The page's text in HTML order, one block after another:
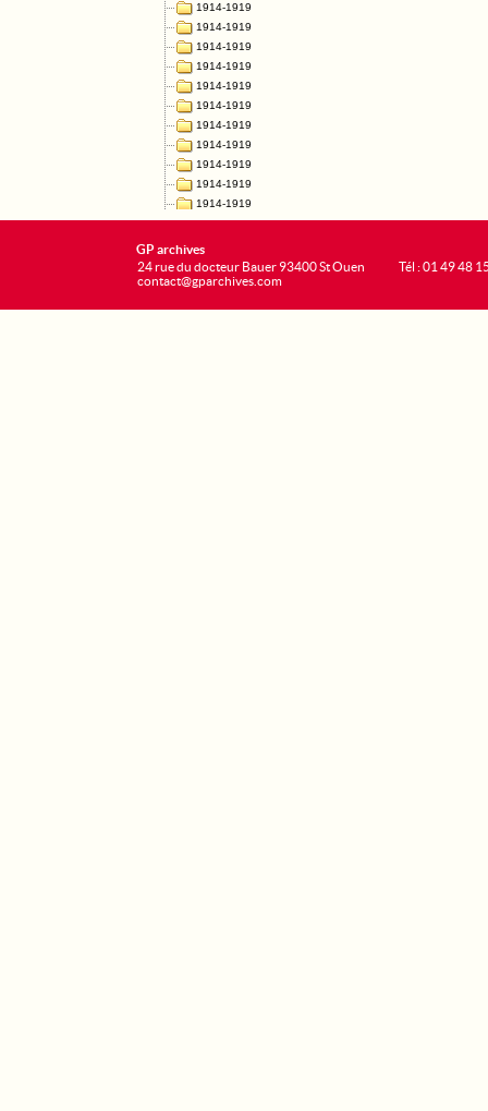
GP archives
24 rue du docteur Bauer 93400 St Ouen
contact@gparchives.com
Tél : 01 49 48